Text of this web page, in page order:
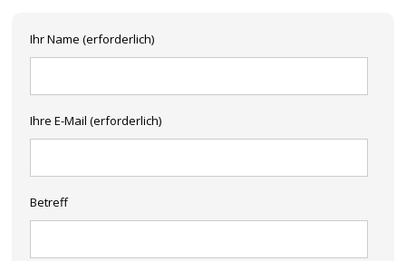
Ihr Name (erforderlich)
Ihre E-Mail (erforderlich)
Betreff